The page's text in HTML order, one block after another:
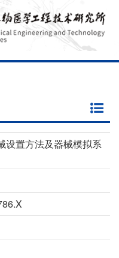
设置方法及器械模拟系